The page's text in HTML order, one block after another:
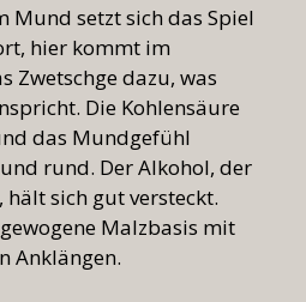
Mund setzt sich das Spiel
hier kommt im
Zwetschge dazu, was
Die Kohlensäure
das Mundgefühl
rund. Der Alkohol, der
hält sich gut versteckt.
Malzbasis mit
Anklängen.